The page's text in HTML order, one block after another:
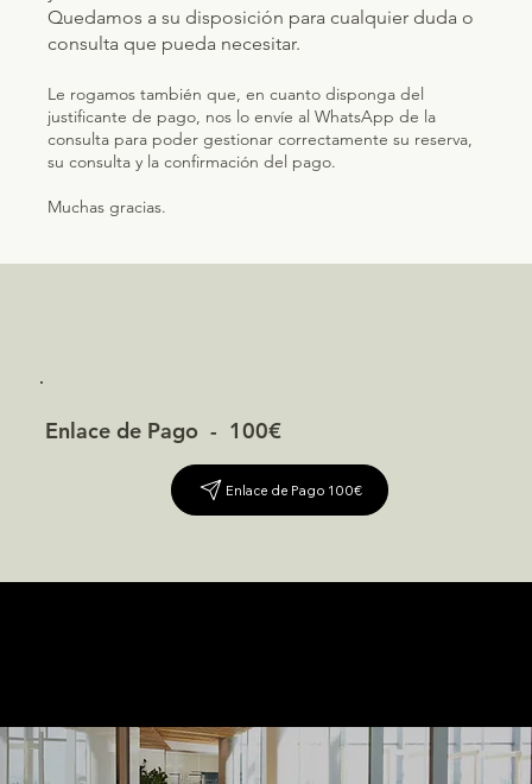
Enlace de Pago - 100€
Enlace de Pago 100€
Quedamos a su disposición para cualquier duda o
consulta que pueda necesitar.
Le rogamos también que, en cuanto disponga del
justificante de pago, nos lo envíe al WhatsApp de la
consulta para poder gestionar correctamente su reserva,
su consulta y la confirmación del pago.
Muchas gracias.